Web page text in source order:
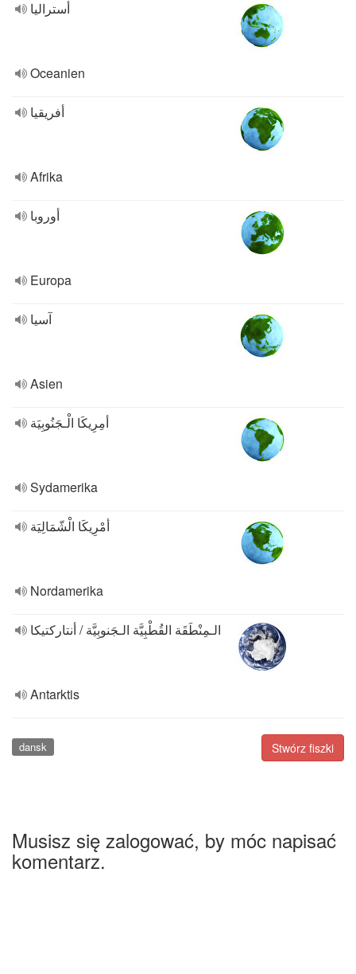
أستراليا
Oceanien
أفريقيا
Afrika
أوروبا
Europa
آسيا
Asien
أمِرِيكَا الْـجَنُوبِيَة
Sydamerika
أمْرِيكَا الْشّمَالِيَة
Nordamerika
الـمِنْطَقَة القُطْبِيَّة الـجَنوبِيَّة / أنتاركتيكا
Antarktis
Stwórz fiszki
dansk
Musisz się zalogować, by móc napisać
komentarz.